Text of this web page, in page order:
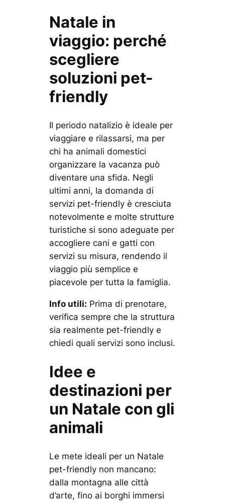
Natale in
viaggio: perché
scegliere
soluzioni pet-
friendly
Il periodo natalizio è ideale per
viaggiare e rilassarsi, ma per
chi ha animali domestici
organizzare la vacanza può
diventare una sfida. Negli
ultimi anni, la domanda di
servizi pet-friendly è cresciuta
notevolmente e molte strutture
turistiche si sono adeguate per
accogliere cani e gatti con
servizi su misura, rendendo il
viaggio più semplice e
piacevole per tutta la famiglia.
Info utili: Prima di prenotare,
verifica sempre che la struttura
sia realmente pet-friendly e
chiedi quali servizi sono inclusi.
Idee e
destinazioni per
un Natale con gli
animali
Le mete ideali per un Natale
pet-friendly non mancano:
dalla montagna alle città
d’arte, fino ai borghi immersi